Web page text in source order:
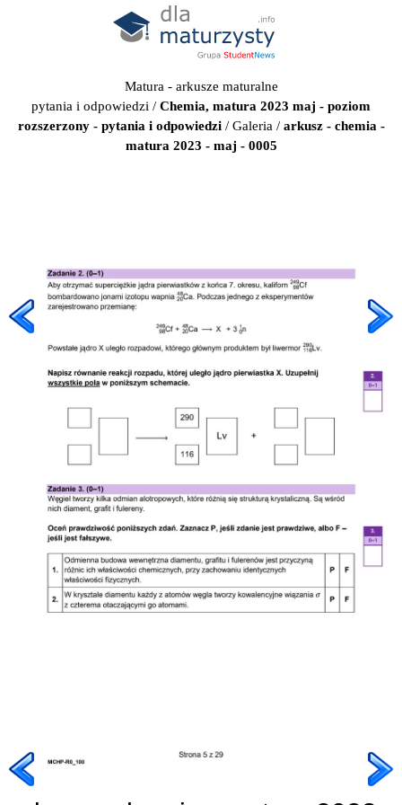
Matura - arkusze maturalne
pytania i odpowiedzi / Chemia, matura 2023 maj - poziom
rozszerzony - pytania i odpowiedzi/ Galeria / arkusz - chemia -
matura 2023 - maj - 0005